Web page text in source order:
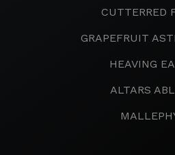
CUTTERRED
GRAPEFRUIT
HEAVING
ALTARS